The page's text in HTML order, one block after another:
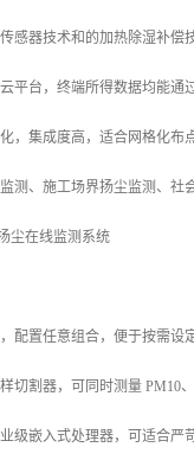
感器技术和的加热除湿补偿
平台，终端所得数据均能通
，集成度高，适合网格化布
测、施工场界扬尘监测、社
尘在线监测系统
配置任意组合，便于按需设
切割器，可同时测量 PM10、
级嵌入式处理器，可适合严